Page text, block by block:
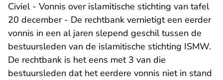
Civiel - Vonnis over islamitische stichting van tafel
20 december - De rechtbank vernietigt een eerder
vonnis in een al jaren slepend geschil tussen de
bestuursleden van de islamitische stichting ISMW.
De rechtbank is het eens met 3 van die
bestuursleden dat het eerdere vonnis niet in stand